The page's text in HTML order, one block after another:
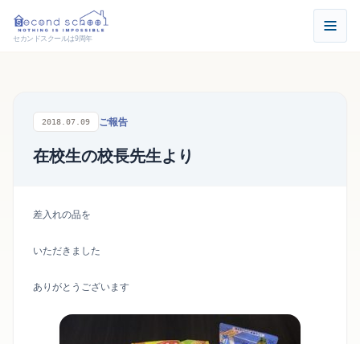
セカンドスクールは9周年
2018.07.09 ご報告
在校生の校長先生より
差入れの品を
いただきました
ありがとうございます